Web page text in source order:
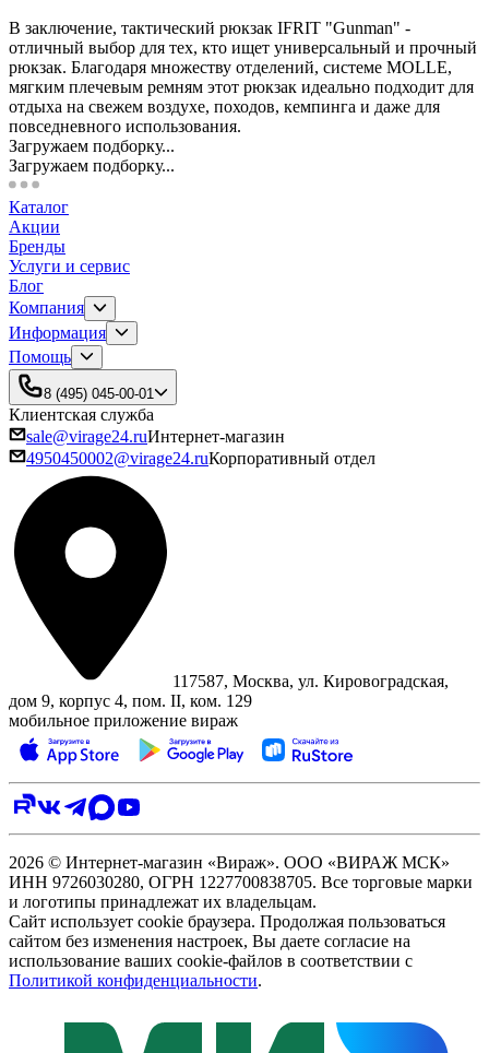
В заключение, тактический рюкзак IFRIT "Gunman" -
отличный выбор для тех, кто ищет универсальный и прочный
рюкзак. Благодаря множеству отделений, системе MOLLE,
мягким плечевым ремням этот рюкзак идеально подходит для
отдыха на свежем воздухе, походов, кемпинга и даже для
повседневного использования.
Загружаем подборку...
Загружаем подборку...
Каталог
Акции
Бренды
Услуги и сервис
Блог
Компания
Информация
Помощь
8 (495) 045-00-01
Клиентская служба
sale@virage24.ruИнтернет-магазин
4950450002@virage24.ruКорпоративный отдел
117587, Москва, ул. Кировоградская,
дом 9, корпус 4, пом. II, ком. 129
мобильное приложение вираж
2026 © Интернет-магазин «Вираж». ООО «ВИРАЖ МСК»
ИНН 9726030280, ОГРН 1227700838705. Все торговые марки
и логотипы принадлежат их владельцам.
Сайт использует cookie браузера. Продолжая пользоваться
сайтом без изменения настроек, Вы даете согласие на
использование ваших cookie-файлов в соответствии с
Политикой конфиденциальности.